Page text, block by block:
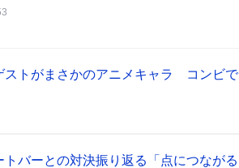
ストがまさかのアニメキャラ コンビで
バーとの対決振り返る「点につながる